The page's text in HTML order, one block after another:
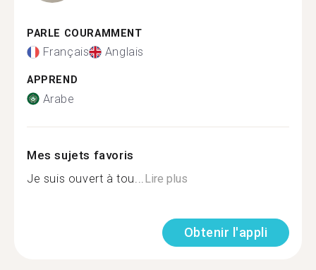
PARLE COURAMMENT
Français Anglais
APPREND
Arabe
Mes sujets favoris
Je suis ouvert à tou... Lire plus
Obtenir l'appli